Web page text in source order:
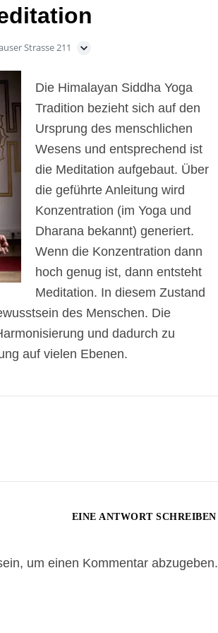
Strasse 211
Die Himalayan Siddha Yoga
Tradition bezieht sich auf den
Ursprung des menschlichen
Wesens und entsprechend ist
die Meditation aufgebaut. Über
die geführte Anleitung wird
Konzentration (im Yoga und
Dharana bekannt) generiert.
Wenn die Konzentration dann
hoch genug ist, dann entsteht
Meditation. In diesem Zustand
des Menschen. Die
und dadurch zu
auf vielen Ebenen.
EINE ANTWORT SCHREIBEN
um einen Kommentar abzugeben.